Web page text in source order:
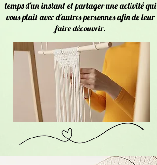
temps d'un instant et partager une activité qui
vous plait avec d'autres personnes afin de leur
faire découvrir.